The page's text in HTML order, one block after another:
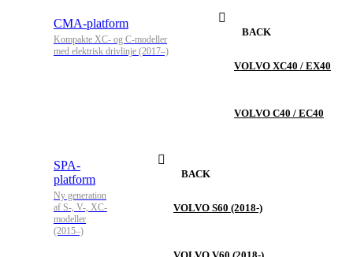
CMA-platform
Kompakte XC- og C-modeller
med elektrisk drivlinje (2017–)
BACK
VOLVO XC40 / EX40
VOLVO C40 / EC40
SPA-
platform
Ny generation
af S-, V-, XC-
modeller
(2015–)
BACK
VOLVO S60 (2018-)